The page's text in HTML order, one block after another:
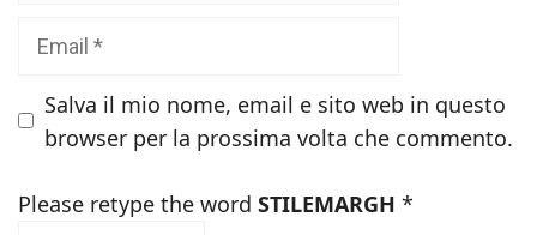
Salva il mio nome, email e sito web in questo
browser per la prossima volta che commento.
Please retype the word STILEMARGH *